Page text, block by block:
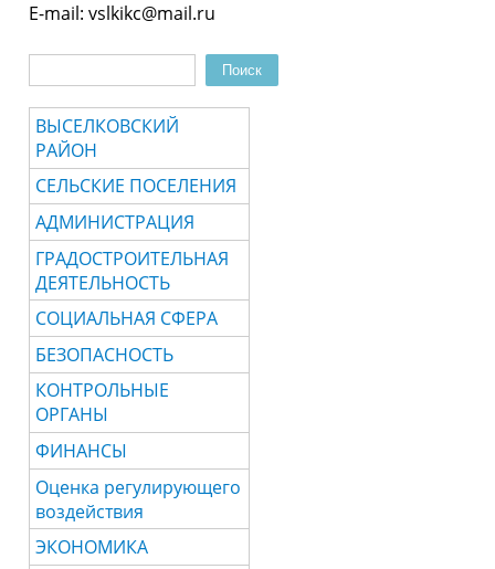
E-mail: vslkikc@mаil.ru
Поиск
ВЫСЕЛКОВСКИЙ
РАЙОН
СЕЛЬСКИЕ ПОСЕЛЕНИЯ
АДМИНИСТРАЦИЯ
ГРАДОСТРОИТЕЛЬНАЯ
ДЕЯТЕЛЬНОСТЬ
СОЦИАЛЬНАЯ СФЕРА
БЕЗОПАСНОСТЬ
КОНТРОЛЬНЫЕ
ОРГАНЫ
ФИНАНСЫ
Оценка регулирующего
воздействия
ЭКОНОМИКА